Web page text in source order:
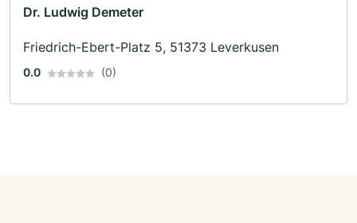
Dr. Ludwig Demeter
Friedrich-Ebert-Platz 5, 51373 Leverkusen
0.0 (0)